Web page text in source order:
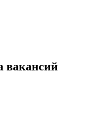
вакансий